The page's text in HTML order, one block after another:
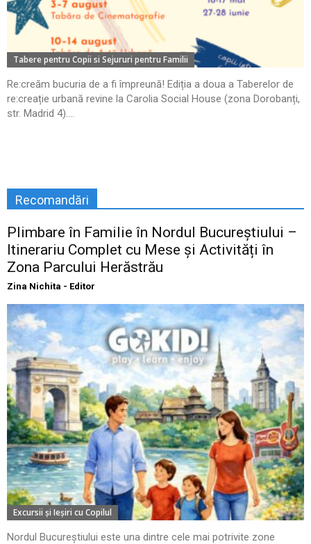
Tabere pentru Copii si Sejururi pentru Familii
Re:creăm bucuria de a fi împreună! Ediția a doua a Taberelor de
re:creație urbană revine la Carolia Social House (zona Dorobanți,
str. Madrid 4)....
Recomandări
Plimbare în Familie în Nordul Bucureștiului –
Itinerariu Complet cu Mese și Activități în
Zona Parcului Herăstrău
Zina Nichita - Editor
Excursii şi Ieşiri cu Copilul
Nordul Bucureștiului este una dintre cele mai potrivite zone